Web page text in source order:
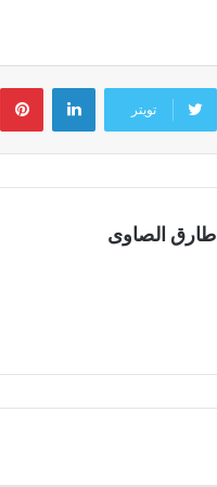
تويتر
لينكدإن
طارق الصاوى